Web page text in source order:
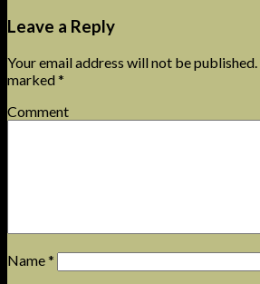
Leave a Reply
Your email address will not be published.
marked*
Comment
Name*